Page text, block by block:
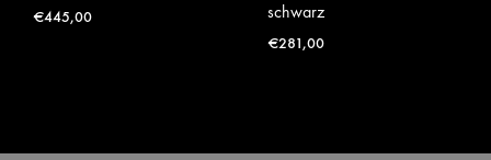
€445,00
schwarz
€281,00